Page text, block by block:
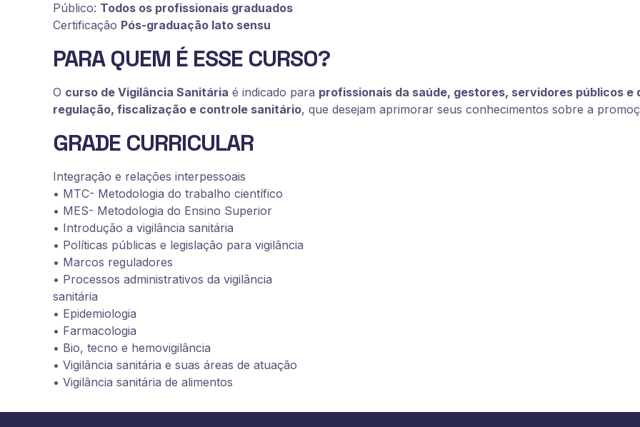
Público: Todos os profissionais graduados
Certificação Pós-graduação lato sensu
PARA QUEM É ESSE CURSO?
O curso de Vigilância Sanitária é indicado para profissionais da saúde, gestores, servidores públicos
regulação, fiscalização e controle sanitário, que desejam aprimorar seus conhecimentos sobre a
GRADE CURRICULAR
Integração e relações interpessoais
• MTC- Metodologia do trabalho científico
• MES- Metodologia do Ensino Superior
• Introdução a vigilância sanitária
• Políticas públicas e legislação para vigilância
• Marcos reguladores
• Processos administrativos da vigilância
sanitária
• Epidemiologia
• Farmacologia
• Bio, tecno e hemovigilância
• Vigilância sanitária e suas áreas de atuação
• Vigilância sanitária de alimentos